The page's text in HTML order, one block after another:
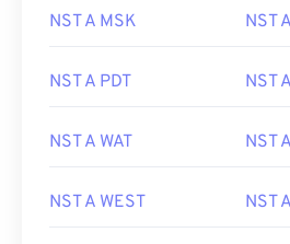
NST A MSK NST
NST A PDT NST
NST A WAT NST
NST A WEST NST